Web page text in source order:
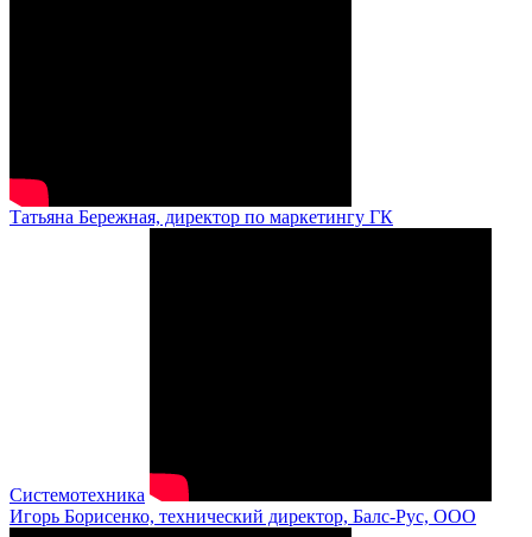
Татьяна Бережная, директор по маркетингу ГК
Системотехника
Игорь Борисенко, технический директор, Балс-Рус, ООО